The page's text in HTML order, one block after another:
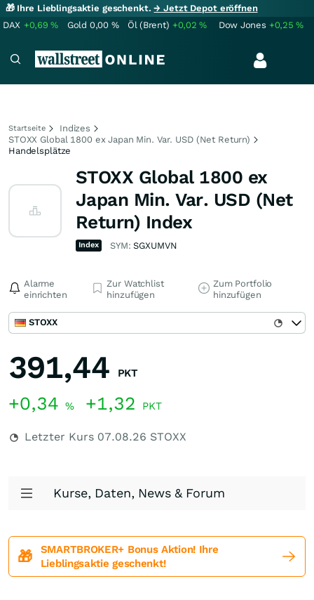
🎁 Ihre Lieblingsaktie geschenkt.→ Jetzt Depot eröffnen
DAX +0,69% Gold 0,00 % Öl (Brent) +0,02% Dow Jones +0,25%
Startseite
Indizes
STOXX Global 1800 ex Japan Min. Var. USD (Net Return)
Handelsplätze
STOXX Global 1800 ex
Japan Min. Var. USD (Net
Return) Index
Index SYM:SGXUMVN
Alarme
einrichten
Zur Watchlist
hinzufügen
Zum Portfolio
hinzufügen
STOXX
391,44 PKT
+0,34 % +1,32 PKT
Letzter Kurs 07.08.26 STOXX
Kurse, Daten, News & Forum
🎁
SMARTBROKER+ Bonus Aktion! Ihre
Lieblingsaktie geschenkt!